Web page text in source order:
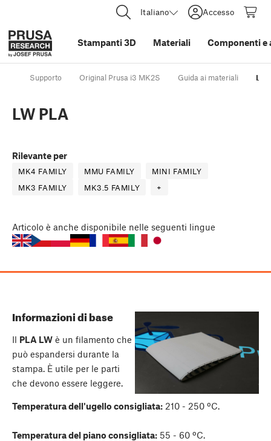
Italiano Accesso
Stampanti 3D Materiali Componenti e
Supporto Original Prusa i3 MK2S Guida ai materiali LW
LW PLA
Rilevante per
MK4 FAMILY MMU FAMILY
MINI FAMILY
MK3 FAMILY
MK3.5 FAMILY +
Articolo è anche disponibile nelle seguenti lingue
Informazioni di base
Il PLA LW è un filamento che
può espandersi durante la
stampa. È utile per le parti
che devono essere leggere.
Temperatura dell'ugello consigliata: 210 - 250 ºC.
Temperatura del piano consigliata: 55 - 60 ºC.